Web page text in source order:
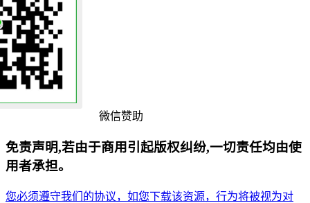
微信赞助
免责声明,若由于商用引起版权纠纷,一切责任均由使
用者承担。
您必须遵守我们的协议，如您下载该资源，行为将被视为对